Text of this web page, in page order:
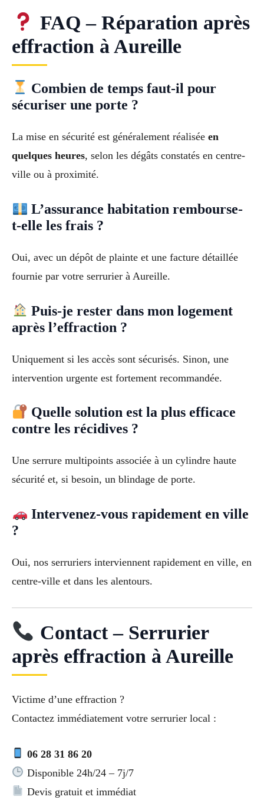
FAQ – Réparation après
effraction à Aureille
Combien de temps faut-il pour
sécuriser une porte ?
La mise en sécurité est généralement réalisée en
quelques heures, selon les dégâts constatés en centre-
ville ou à proximité.
L’assurance habitation rembourse-
t-elle les frais ?
Oui, avec un dépôt de plainte et une facture détaillée
fournie par votre serrurier à Aureille.
Puis-je rester dans mon logement
après l’effraction ?
Uniquement si les accès sont sécurisés. Sinon, une
intervention urgente est fortement recommandée.
Quelle solution est la plus efficace
contre les récidives ?
Une serrure multipoints associée à un cylindre haute
sécurité et, si besoin, un blindage de porte.
Intervenez-vous rapidement en ville
?
Oui, nos serruriers interviennent rapidement en ville, en
centre-ville et dans les alentours.
Contact – Serrurier
après effraction à Aureille
Victime d’une effraction ?
Contactez immédiatement votre serrurier local :
06 28 31 86 20
Disponible 24h/24 – 7j/7
Devis gratuit et immédiat